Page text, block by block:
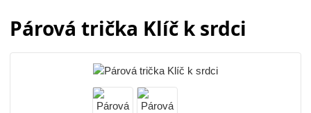
Párová trička Klíč k srdci